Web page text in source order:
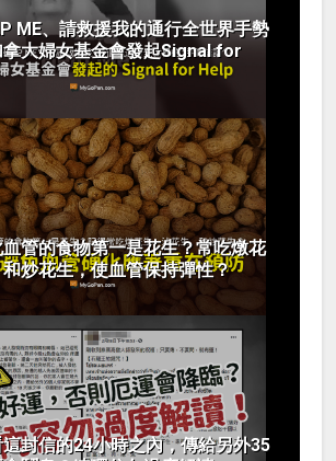
ME、請救援我的通行全世界手勢
拿大婦女基金會發起Signal for
血管的食物第一是花生？常吃燉花
炒花生，使血管保持彈性？
這封信的24小時之內，傳給另外35